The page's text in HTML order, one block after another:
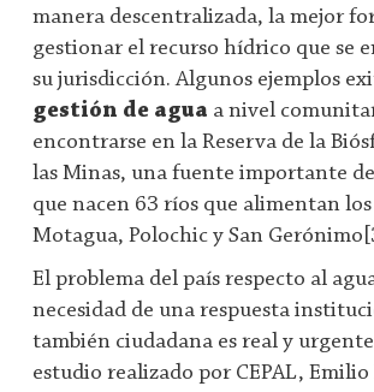
manera descentralizada, la mejor
gestionar el recurso hídrico que se
su jurisdicción. Algunos ejemplos
gestión de agua a nivel
encontrarse en la Reserva de la
las Minas, una fuente importante
que nacen 63 ríos que alimentan
Motagua, Polochic y San
El problema del país respecto al
necesidad de una respuesta
también ciudadana es real y
estudio realizado por CEPAL,